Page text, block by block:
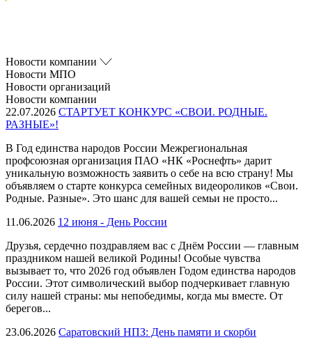
Новости компании
Новости МПО
Новости организаций
Новости компании
22.07.2026 СТАРТУЕТ КОНКУРС «СВОИ. РОДНЫЕ.
РАЗНЫЕ»!
В Год единства народов России Межрегиональная
профсоюзная организация ПАО «НК «Роснефть» дарит
уникальную возможность заявить о себе на всю страну! Мы
объявляем о старте конкурса семейных видеороликов «Свои.
Родные. Разные». Это шанс для вашей семьи не просто...
11.06.2026 12 июня - День России
Друзья, сердечно поздравляем вас с Днём России — главным
праздником нашей великой Родины! Особые чувства
вызывает то, что 2026 год объявлен Годом единства народов
России. Этот символический выбор подчеркивает главную
силу нашей страны: мы непобедимы, когда мы вместе. От
берегов...
23.06.2026 Саратовский НПЗ: День памяти и скорби